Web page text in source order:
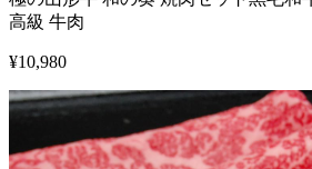
高級 牛肉
¥10,980